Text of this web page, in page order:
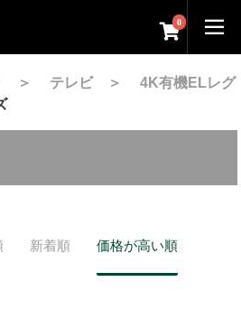
0
＞ テレビ＞ 4K有機ELレグ
新着順 価格が高い順